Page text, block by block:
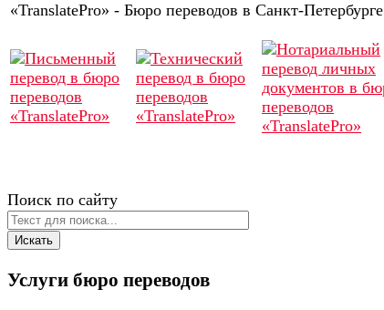
«TranslatePro» - Бюро переводов в Санкт-Петербурге
Поиск по сайту
Искать
Услуги бюро переводов